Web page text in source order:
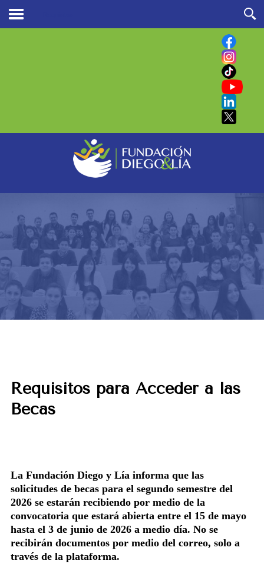
en nuestro sitio
Requisitos para Acceder a las
Becas
La Fundación Diego y Lía informa que las
solicitudes de becas para el segundo semestre del
2026 se estarán recibiendo por medio de la
convocatoria que estará abierta entre el 15 de mayo
hasta el 3 de junio de 2026 a medio día. No se
recibirán documentos por medio del correo, solo a
través de la plataforma.